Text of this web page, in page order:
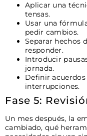
Aplicar una
tensas.
Usar una
pedir cambios.
Separar hechos
responder.
Introducir
jornada.
Definir
interrupciones.
Fase 5:
Un mes después, la
cambiado, qué